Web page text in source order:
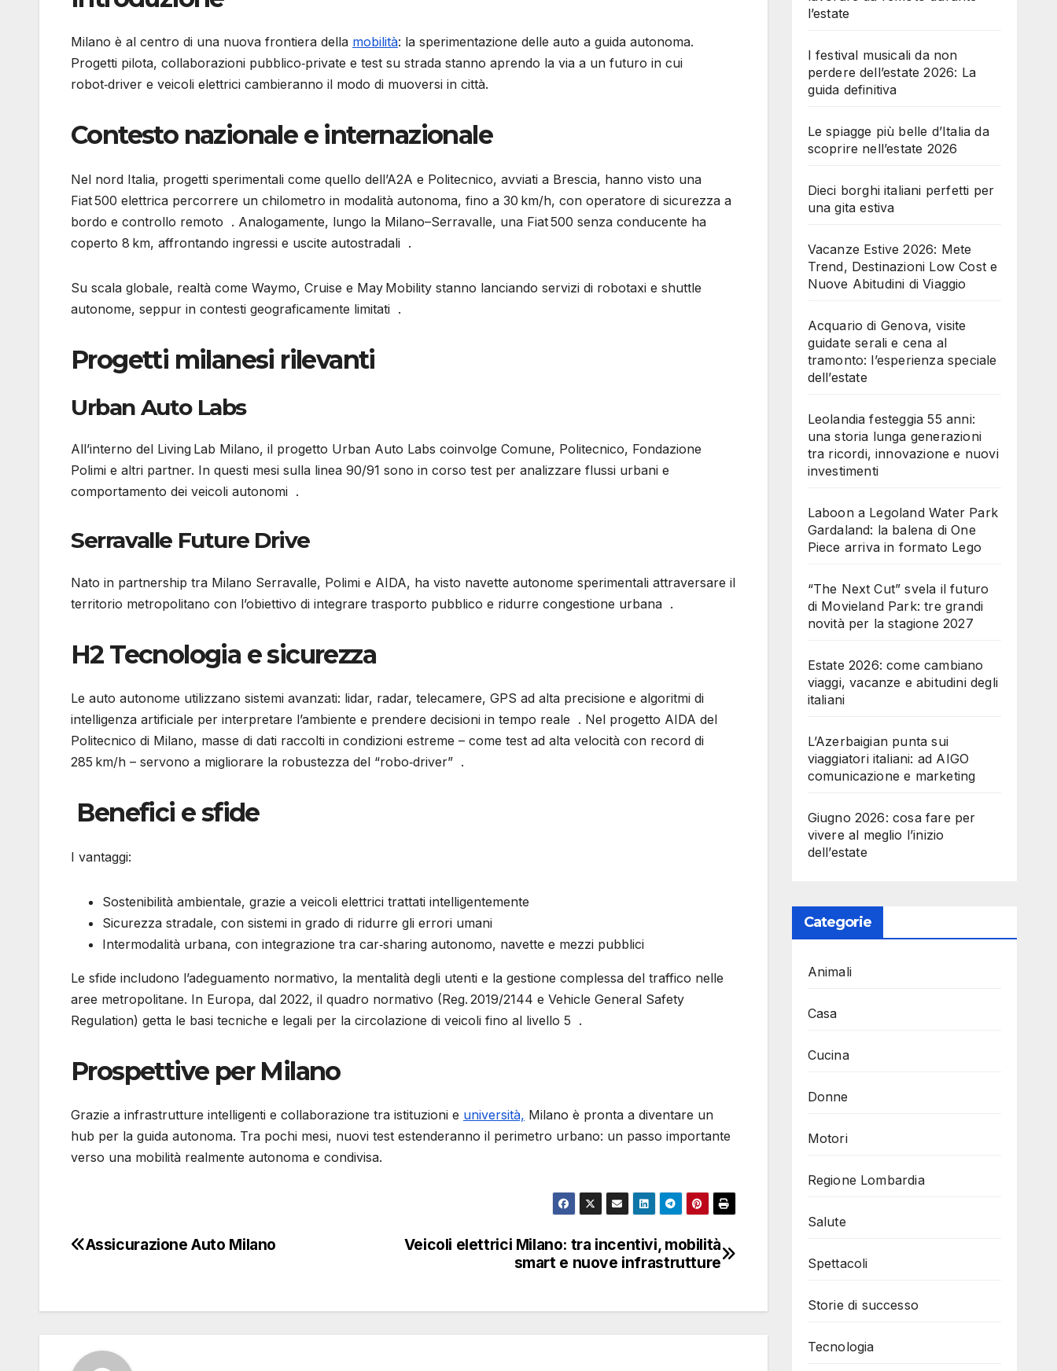
Milano è al centro di una nuova frontiera della mobilità: la sperimentazione delle auto a guida autonoma.
Progetti pilota, collaborazioni pubblico‑private e test su strada stanno aprendo la via a un futuro in cui
robot‑driver e veicoli elettrici cambieranno il modo di muoversi in città.
Contesto nazionale e internazionale
Nel nord Italia, progetti sperimentali come quello dell’A2A e Politecnico, avviati a Brescia, hanno visto una
Fiat 500 elettrica percorrere un chilometro in modalità autonoma, fino a 30 km/h, con operatore di sicurezza a
bordo e controllo remoto . Analogamente, lungo la Milano–Serravalle, una Fiat 500 senza conducente ha
coperto 8 km, affrontando ingressi e uscite autostradali .
Su scala globale, realtà come Waymo, Cruise e May Mobility stanno lanciando servizi di robotaxi e shuttle
autonome, seppur in contesti geograficamente limitati .
Progetti milanesi rilevanti
Urban Auto Labs
All’interno del Living Lab Milano, il progetto Urban Auto Labs coinvolge Comune, Politecnico, Fondazione
Polimi e altri partner. In questi mesi sulla linea 90/91 sono in corso test per analizzare flussi urbani e
comportamento dei veicoli autonomi .
Serravalle Future Drive
Nato in partnership tra Milano Serravalle, Polimi e AIDA, ha visto navette autonome sperimentali attraversare il
territorio metropolitano con l’obiettivo di integrare trasporto pubblico e ridurre congestione urbana .
H2 Tecnologia e sicurezza
Le auto autonome utilizzano sistemi avanzati: lidar, radar, telecamere, GPS ad alta precisione e algoritmi di
intelligenza artificiale per interpretare l’ambiente e prendere decisioni in tempo reale . Nel progetto AIDA del
Politecnico di Milano, masse di dati raccolti in condizioni estreme – come test ad alta velocità con record di
285 km/h – servono a migliorare la robustezza del “robo‑driver” .
Benefici e sfide
I vantaggi:
Sostenibilità ambientale, grazie a veicoli elettrici trattati intelligentemente
Sicurezza stradale, con sistemi in grado di ridurre gli errori umani
Intermodalità urbana, con integrazione tra car‑sharing autonomo, navette e mezzi pubblici
Le sfide includono l’adeguamento normativo, la mentalità degli utenti e la gestione complessa del traffico nelle
aree metropolitane. In Europa, dal 2022, il quadro normativo (Reg. 2019/2144 e Vehicle General Safety
Regulation) getta le basi tecniche e legali per la circolazione di veicoli fino al livello 5 .
Prospettive per Milano
Grazie a infrastrutture intelligenti e collaborazione tra istituzioni e università, Milano è pronta a diventare un
hub per la guida autonoma. Tra pochi mesi, nuovi test estenderanno il perimetro urbano: un passo importante
verso una mobilità realmente autonoma e condivisa.
Navigazione
Veicoli elettrici Milano: tra incentivi, mobilità
smart e nuove infrastrutture
Assicurazione Auto Milano
l’estate
I festival musicali da non
perdere dell’estate 2026: La
guida definitiva
Le spiagge più belle d’Italia da
scoprire nell’estate 2026
Dieci borghi italiani perfetti per
una gita estiva
Vacanze Estive 2026: Mete
Trend, Destinazioni Low Cost e
Nuove Abitudini di Viaggio
Acquario di Genova, visite
guidate serali e cena al
tramonto: l’esperienza speciale
dell’estate
Leolandia festeggia 55 anni:
una storia lunga generazioni
tra ricordi, innovazione e nuovi
investimenti
Laboon a Legoland Water Park
Gardaland: la balena di One
Piece arriva in formato Lego
“The Next Cut” svela il futuro
di Movieland Park: tre grandi
novità per la stagione 2027
Estate 2026: come cambiano
viaggi, vacanze e abitudini degli
italiani
L’Azerbaigian punta sui
viaggiatori italiani: ad AIGO
comunicazione e marketing
Giugno 2026: cosa fare per
vivere al meglio l’inizio
dell’estate
Categorie
Animali
Casa
Cucina
Donne
Motori
Regione Lombardia
Salute
Spettacoli
Storie di successo
Tecnologia